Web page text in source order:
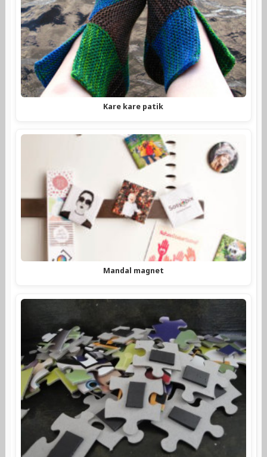
Kare kare patik
Mandal magnet